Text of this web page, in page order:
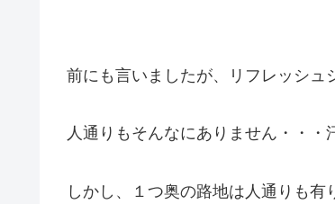
前にも言いましたが、リフレッシ
人通りもそんなにありません・・・
しかし、１つ奥の路地は人通りも有